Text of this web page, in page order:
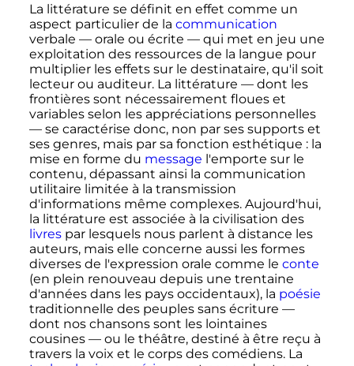
La littérature se définit en effet comme un
aspect particulier de la communication
verbale — orale ou écrite —qui met en jeu une
exploitation des ressources de la langue pour
multiplier les effets sur le destinataire, qu'il soit
lecteur ou auditeur. La littérature — dont les
frontières sont nécessairement floues et
variables selon les appréciations personnelles
—se caractérise donc, non par ses supports et
ses genres, mais par sa fonction esthétique : la
mise en forme du message l'emporte sur le
contenu, dépassant ainsi la communication
utilitaire limitée à la transmission
d'informations même complexes. Aujourd'hui,
la littérature est associée à la civilisation des
livrespar lesquels nous parlent à distance les
auteurs, mais elle concerne aussi les formes
diverses de l'expression orale comme le conte
(en plein renouveau depuis une trentaine
d'annéesdans les pays occidentaux), la poésie
traditionnelle des peuples sans écriture —
dont nos chansons sont les lointaines
cousines —ou le théâtre, destiné à être reçu à
travers la voix et le corps des comédiens. La